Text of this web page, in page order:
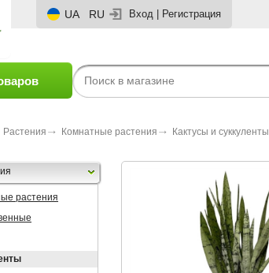
UA RU Вход Регистрация
Растения Комнатные растения Кактусы и суккуленты
растения